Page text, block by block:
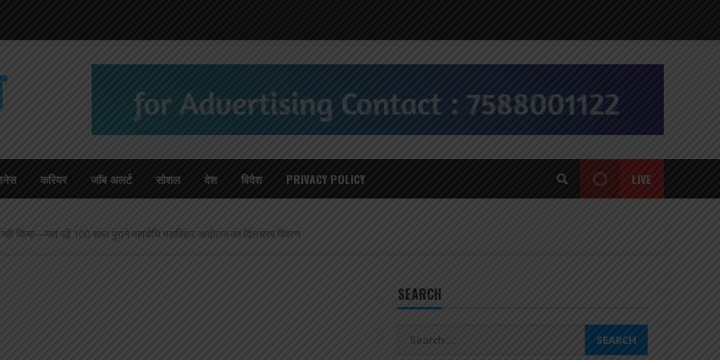
करियर जॉब अलर्ट सोशल देश विदेश PRIVACY POLICY LIVE
किया—यहां पढ़ें 100 साल पुराने महाबोधि महाविहार आंदोलन का दिलचस्प विवरण
SEARCH
Search